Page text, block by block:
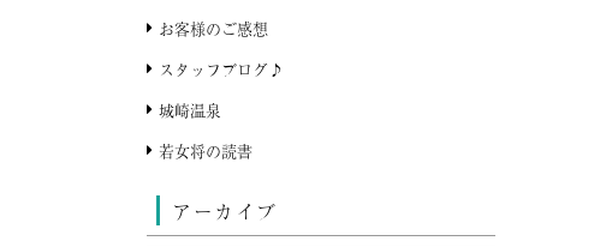
お客様のご感想
スタッフブログ♪
城崎温泉
若女将の読書
アーカイブ